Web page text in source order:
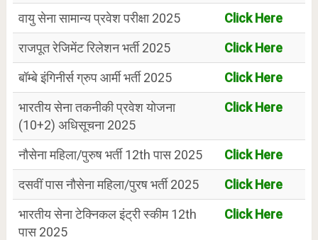
वायु सेना सामान्य प्रवेश परीक्षा 2025
Click Here
राजपूत रेजिमेंट रिलेशन भर्ती 2025
Click Here
बॉम्बे इंगिनीर्स ग्रुप आर्मी भर्ती 2025
Click Here
भारतीय सेना तकनीकी प्रवेश योजना
(10+2) अधिसूचना 2025
Click Here
नौसेना महिला/पुरुष भर्ती 12th पास 2025
Click Here
दसवीं पास नौसेना महिला/पुरष भर्ती 2025
Click Here
भारतीय सेना टेक्निकल इंट्री स्कीम 12th
पास 2025
Click Here